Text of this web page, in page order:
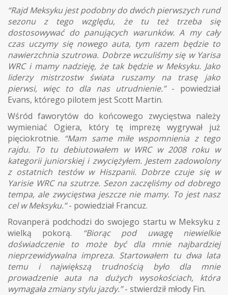
“Rajd Meksyku jest podobny do dwóch pierwszych rund
sezonu z tego względu, że tu też trzeba się
dostosowywać do panujących warunków. A my cały
czas uczymy się nowego auta, tym razem będzie to
nawierzchnia szutrowa. Dobrze wczuliśmy się w Yarisa
WRC i mamy nadzieję, że tak będzie w Meksyku. Jako
liderzy mistrzostw świata ruszamy na trasę jako
pierwsi, więc to dla nas utrudnienie.” - powiedział
Evans, którego pilotem jest Scott Martin.
Wśród faworytów do końcowego zwycięstwa należy
wymieniać Ogiera, który tę imprezę wygrywał już
pięciokrotnie. “Mam same miłe wspomnienia z tego
rajdu. To tu debiutowałem w WRC w 2008 roku w
kategorii juniorskiej i zwyciężyłem. Jestem zadowolony
z ostatnich testów w Hiszpanii. Dobrze czuje się w
Yarisie WRC na szutrze. Sezon zaczęliśmy od dobrego
tempa, ale zwycięstwa jeszcze nie mamy. To jest nasz
cel w Meksyku.”- powiedział Francuz.
Rovanperä podchodzi do swojego startu w Meksyku z
wielką pokorą. “Biorąc pod uwagę niewielkie
doświadczenie to może być dla mnie najbardziej
nieprzewidywalna impreza. Startowałem tu dwa lata
temu i największą trudnością było dla mnie
prowadzenie auta na dużych wysokościach, która
wymagała zmiany stylu jazdy.”- stwierdził młody Fin.